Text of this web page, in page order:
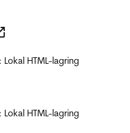
: Lokal HTML-lagring
: Lokal HTML-lagring